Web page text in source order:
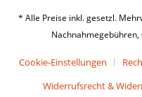
* Alle Preise inkl. gesetzl.
Cookie-Einstellungen
Widerrufsrecht &